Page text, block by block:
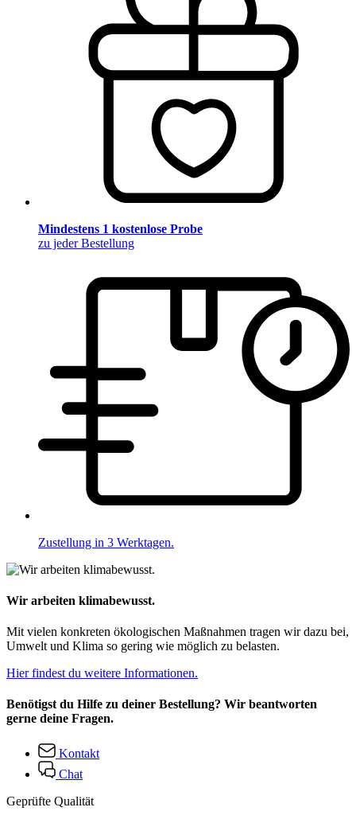
Mindestens 1 kostenlose Probe
zu jeder Bestellung
Zustellung in 3 Werktagen.
Wir arbeiten klimabewusst.
Mit vielen konkreten ökologischen Maßnahmen tragen wir dazu bei,
Umwelt und Klima so gering wie möglich zu belasten.
Hier findest du weitere Informationen.
Benötigst du Hilfe zu deiner Bestellung? Wir beantworten
gerne deine Fragen.
Kontakt
Chat
Geprüfte Qualität